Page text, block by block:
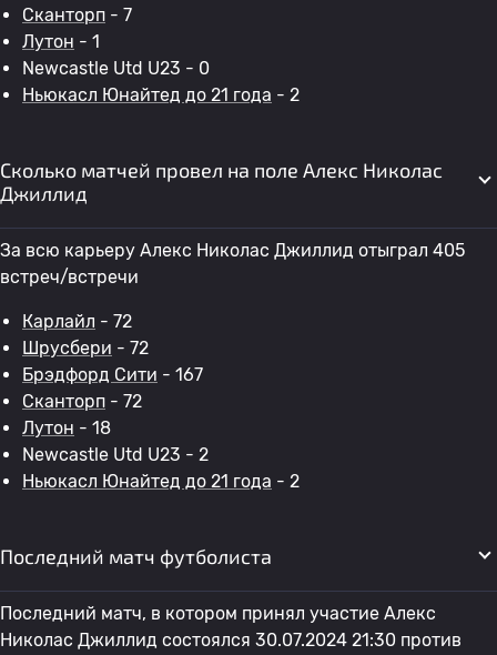
Сканторп - 7
Лутон - 1
Newcastle Utd U23 - 0
Ньюкасл Юнайтед до 21 года - 2
Сколько матчей провел на поле Алекс Николас
Джиллид
За всю карьеру Алекс Николас Джиллид отыграл 405
встреч/встречи
Карлайл - 72
Шрусбери - 72
Брэдфорд Сити - 167
Сканторп - 72
Лутон - 18
Newcastle Utd U23 - 2
Ньюкасл Юнайтед до 21 года - 2
Последний матч футболиста
Последний матч, в котором принял участие Алекс
Николас Джиллид состоялся 30.07.2024 21:30 против